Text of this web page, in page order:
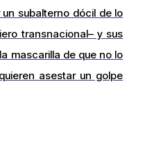
subalterno dócil de lo
transnacional– y sus
mascarilla de que no lo
asestar un golpe